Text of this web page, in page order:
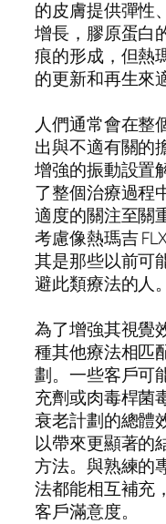
的皮膚提供彈性
增長，膠原蛋白
痕的形成，但熱
的更新和再生來
人們通常會在整
出與不適有關的
增強的振動設置
了整個治療過程
適度的關注至關
考慮像熱瑪吉
其是那些以前可
避此類療法的人。
為了增強其視覺
種其他療法相匹
劃。一些客戶可
充劑或肉毒桿菌
衰老計劃的總體
以帶來更顯著的
方法。與熟練的
法都能相互補充
客戶滿意度。